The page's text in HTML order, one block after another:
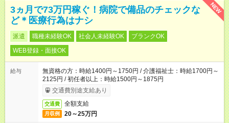
NEW
3ヵ月で73万円稼ぐ！病院で備品のチェックな
ど＊医療行為はナシ
派遣 職種未経験OK 社会人未経験OK
ブランクOK
WEB登録・面接OK
給与
無資格の方：時給1400円～1750円 / 介護福祉士：時給1700円～
2125円 / 初任者以上：時給1500円～1875円
交通費別途支給あり
交通費 全額支給
月収例 20～25万円